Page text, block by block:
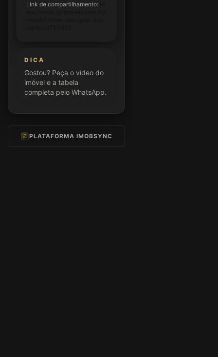
Link de compartilhamento:
DICA
Gostou? Peça o vídeo do
imóvel e a tabela
completa pelo WhatsApp.
PLATAFORMA IMOBSYNC